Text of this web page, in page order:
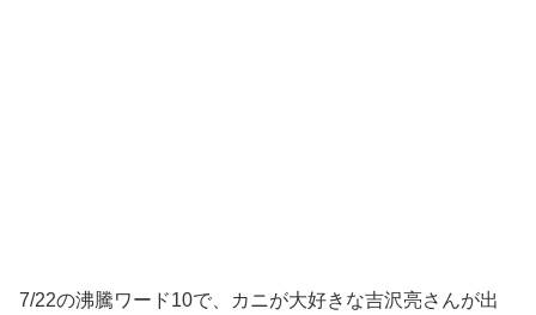
7/22の沸騰ワード10で、カニが大好きな吉沢亮さんが出